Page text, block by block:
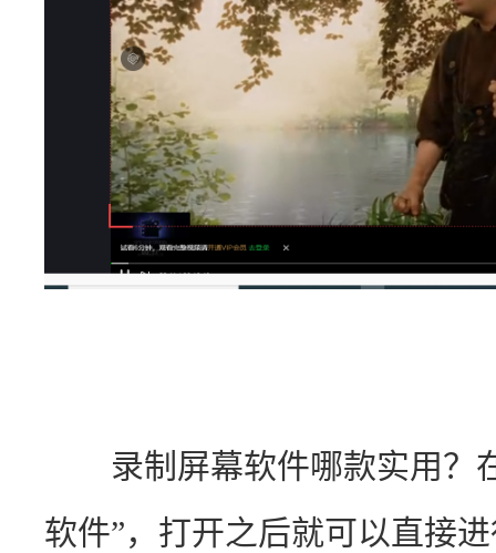
录制屏幕软件哪款实用？
软件”，打开之后就可以直接